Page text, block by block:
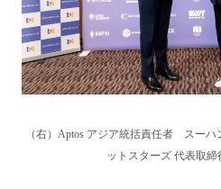
（右） Aptos アジア統括責任者 スーハ
ットスターズ 代表取締